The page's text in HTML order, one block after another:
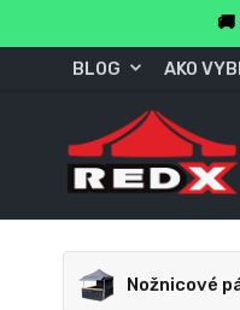
BLOG AKO
Nožnicové